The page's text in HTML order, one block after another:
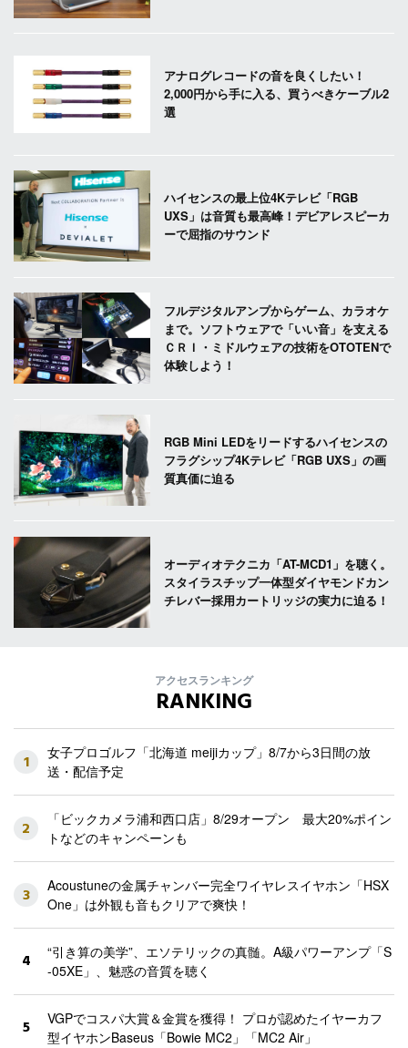
アナログレコードの音を良くしたい！
2,000円から手に入る、買うべきケーブル2
選
ハイセンスの最上位4Kテレビ「RGB
UXS」は音質も最高峰！デビアレスピーカ
ーで屈指のサウンド
フルデジタルアンプからゲーム、カラオケ
まで。ソフトウェアで「いい音」を支える
ＣＲＩ・ミドルウェアの技術をOTOTENで
体験しよう！
RGB Mini LEDをリードするハイセンスの
フラグシップ4Kテレビ「RGB UXS」の画
質真価に迫る
オーディオテクニカ「AT-MCD1」を聴く。
スタイラスチップ一体型ダイヤモンドカン
チレバー採用カートリッジの実力に迫る！
アクセスランキング
RANKING
1
女子プロゴルフ「北海道 meijiカップ」8/7から3日間の放
送・配信予定
2
「ビックカメラ浦和西口店」8/29オープン 最大20%ポイン
トなどのキャンペーンも
3
Acoustuneの金属チャンバー完全ワイヤレスイヤホン「HSX
One」は外観も音もクリアで爽快！
4
“引き算の美学”、エソテリックの真髄。A級パワーアンプ「S
-05XE」、魅惑の音質を聴く
5
VGPでコスパ大賞＆金賞を獲得！ プロが認めたイヤーカフ
型イヤホンBaseus「Bowie MC2」「MC2 Air」